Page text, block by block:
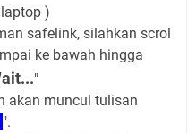
)
safelink, silahkan scrol
ke bawah hingga
"
akan muncul tulisan
".